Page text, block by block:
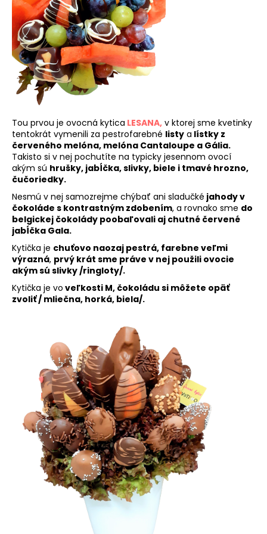
Tou prvou je ovocná kytica LESANA, v ktorej sme kvetinky
tentokrát vymenili za pestrofarebné listy a lístky z
červeného melóna, melóna Cantaloupe a Gália.
Takisto si v nej pochutíte na typicky jesennom ovocí
akým sú hrušky, jabĺčka, slivky, biele i tmavé hrozno,
čučoriedky.
Nesmú v nej samozrejme chýbať ani sladučké jahody v
čokoláde s kontrastným zdobením, a rovnako sme do
belgickej čokolády poobaľovali aj chutné červené
jabĺčka Gala.
Kytička je chuťovo naozaj pestrá, farebne veľmi
výrazná, prvý krát sme práve v nej použili ovocie
akým sú slivky /ringloty/.
Kytička je vo veľkosti M, čokoládu si môžete opäť
zvoliť / mliečna, horká, biela/.
a
m
e
VIKTORIA
€89